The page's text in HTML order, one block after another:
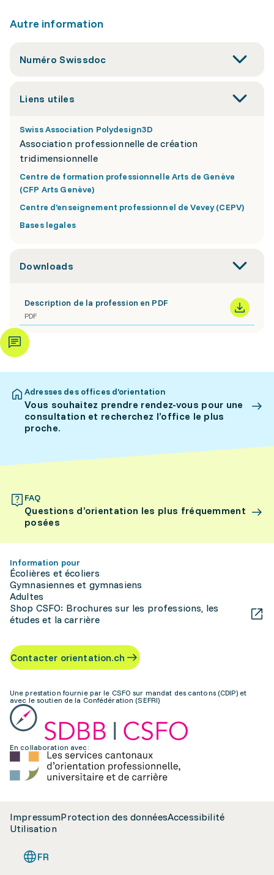
Autre information
Numéro Swissdoc
Liens utiles
Swiss Association Polydesign3D
Association professionnelle de création
tridimensionnelle
Centre de formation professionnelle Arts de Genève
(CFP Arts Genève)
Centre d'enseignement professionnel de Vevey (CEPV)
Bases legales
Downloads
Description de la profession en PDF
PDF
Adresses des offices d’orientation
Vous souhaitez prendre rendez-vous pour une
consultation et recherchez l’office le plus
proche.
FAQ
Questions d’orientation les plus fréquemment
posées
Information pour
Écolières et écoliers
Gymnasiennes et gymnasiens
Adultes
Shop CSFO: Brochures sur les professions, les
études et la carrière
Contacter orientation.ch
Une prestation fournie par le CSFO sur mandat des cantons (CDIP) et
avec le soutien de la Confédération (SEFRI)
En collaboration avec:
ImpressumProtection des donnéesAccessibilité
Utilisation
FR